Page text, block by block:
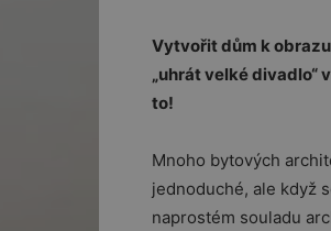
Vytvořit dům k
„uhrát velké divadlo“
to!
Mnoho bytových
jednoduché, ale když
naprostém souladu